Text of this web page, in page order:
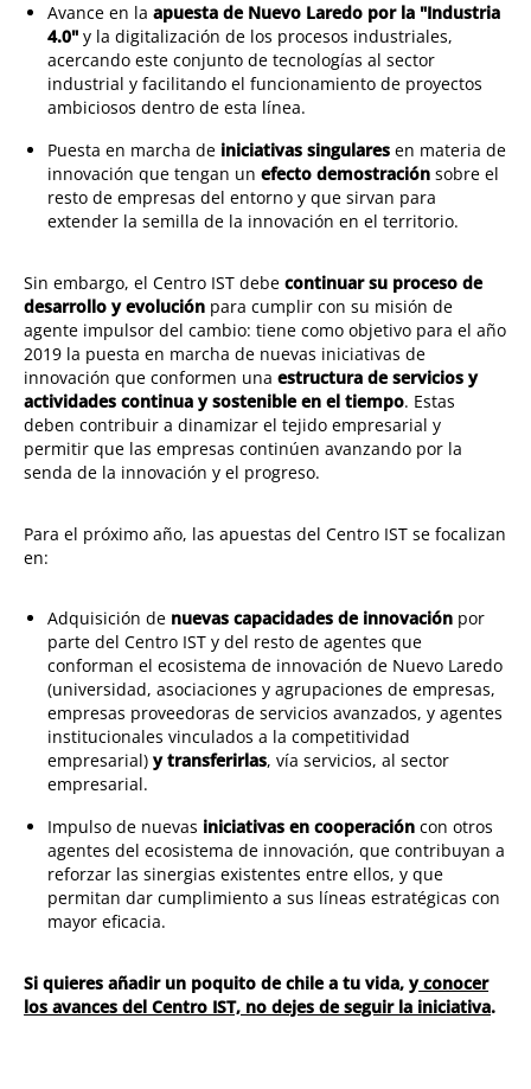
Avance en laapuesta de Nuevo Laredo por la "Industria
4.0"y la digitalización de los procesos industriales,
acercando este conjunto de tecnologías al sector
industrial y facilitando el funcionamiento de proyectos
ambiciosos dentro de esta línea.
Puesta en marcha de iniciativas singularesen materia de
innovación que tengan unefecto demostraciónsobre el
resto de empresas del entorno y que sirvan para
extender la semilla de la innovación en el territorio.
Sin embargo, el Centro IST debecontinuar su proceso de
desarrollo y evolución para cumplir con su misión de
agente impulsor del cambio: tiene como objetivo para el año
2019 la puesta en marcha de nuevas iniciativas de
innovación que conformen unaestructura de servicios y
actividades continua y sostenible en el tiempo. Estas
deben contribuir a dinamizar el tejido empresarial y
permitir que las empresas continúen avanzando por la
senda de la innovación y el progreso.
Para el próximo año, las apuestas del Centro IST se focalizan
en:
Adquisición de nuevas capacidades de innovación por
parte del Centro IST y del resto de agentes que
conforman el ecosistema de innovación de Nuevo Laredo
(universidad, asociaciones y agrupaciones de empresas,
empresas proveedoras de servicios avanzados, y agentes
institucionales vinculados a la competitividad
empresarial)y transferirlas, vía servicios, al sector
empresarial.
Impulso de nuevas iniciativas en cooperacióncon otros
agentes del ecosistema de innovación, que contribuyan a
reforzar las sinergias existentes entre ellos, y que
permitan dar cumplimiento a sus líneas estratégicas con
mayor eficacia.
Si quieres añadir un poquito de chile a tu vida, yconocer
los avances del Centro IST, no dejes de seguir la iniciativa.